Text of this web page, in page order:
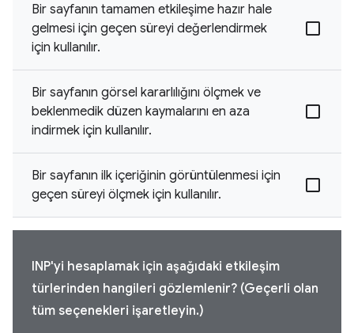
Bir sayfanın tamamen etkileşime hazır hale
gelmesi için geçen süreyi değerlendirmek
için kullanılır.
Bir sayfanın görsel kararlılığını ölçmek ve
beklenmedik düzen kaymalarını en aza
indirmek için kullanılır.
Bir sayfanın ilk içeriğinin görüntülenmesi için
geçen süreyi ölçmek için kullanılır.
INP'yi hesaplamak için aşağıdaki etkileşim
türlerinden hangileri gözlemlenir? (Geçerli olan
tüm seçenekleri işaretleyin.)